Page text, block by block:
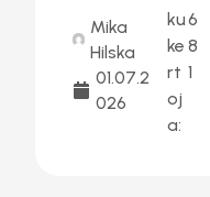
Mika
Hilska
01.07.2
026
ku
ke
rt
oj
a:
6
8
1